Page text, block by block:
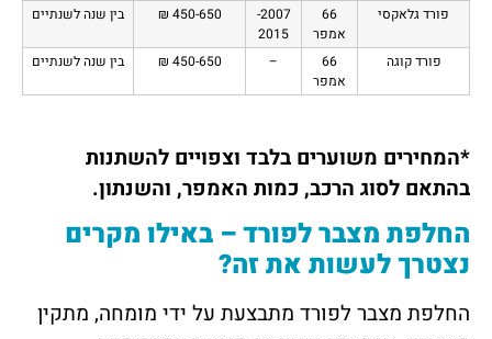
פורד גלאקסי
66
אמפר
2007-
2015
450-650 ₪ בין שנה לשנתיים
פורד קוגה
66
אמפר
–
450-650 ₪ בין שנה לשנתיים
*המחירים משוערים בלבד וצפויים להשתנות
בהתאם לסוג הרכב, כמות האמפר, והשנתון.
החלפת מצבר לפורד – באילו מקרים
נצטרך לעשות את זה?
החלפת מצבר לפורד מתבצעת על ידי מומחה, מתקין